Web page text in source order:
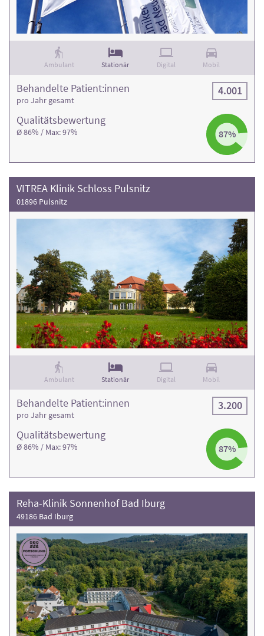
Behandlungsfälle
Ambulant Stationär Digital Mobil
Qualitäts­bewertung
Ø 86% / Max: 97% 87%
Behandelte Patient:innen
pro Jahr gesamt
4.001
VITREA Klinik Schloss Pulsnitz
01896 Pulsnitz
Ambulant Stationär Digital Mobil
Qualitäts­bewertung
Ø 86% / Max: 97% 87%
Behandelte Patient:innen
pro Jahr gesamt
3.200
Reha-Klinik Sonnenhof Bad Iburg
49186 Bad Iburg